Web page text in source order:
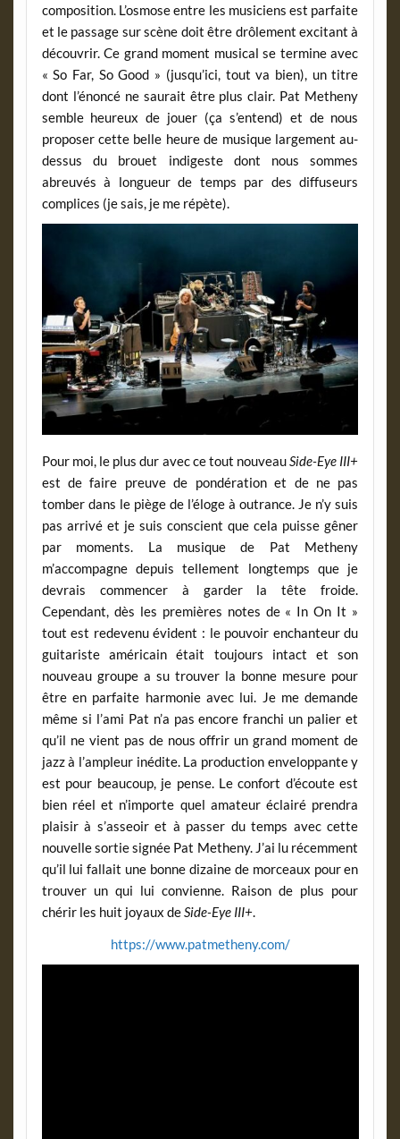
composition. L’osmose entre les musiciens est parfaite
et le passage sur scène doit être drôlement excitant à
découvrir. Ce grand moment musical se termine avec
« So Far, So Good » (jusqu’ici, tout va bien), un titre
dont l’énoncé ne saurait être plus clair. Pat Metheny
semble heureux de jouer (ça s’entend) et de nous
proposer cette belle heure de musique largement au-
dessus du brouet indigeste dont nous sommes
abreuvés à longueur de temps par des diffuseurs
complices (je sais, je me répète).
Pour moi, le plus dur avec ce tout nouveauSide-Eye III+
est de faire preuve de pondération et de ne pas
tomber dans le piège de l’éloge à outrance. Je n’y suis
pas arrivé et je suis conscient que cela puisse gêner
par moments. La musique de Pat Metheny
m’accompagne depuis tellement longtemps que je
devrais commencer à garder la tête froide.
Cependant, dès les premières notes de « In On It »
tout est redevenu évident : le pouvoir enchanteur du
guitariste américain était toujours intact et son
nouveau groupe a su trouver la bonne mesure pour
être en parfaite harmonie avec lui. Je me demande
même si l’ami Pat n’a pas encore franchi un palier et
qu’il ne vient pas de nous offrir un grand moment de
jazz à l’ampleur inédite. La production enveloppante y
est pour beaucoup, je pense. Le confort d’écoute est
bien réel et n’importe quel amateur éclairé prendra
plaisir à s’asseoir et à passer du temps avec cette
nouvelle sortie signée Pat Metheny. J’ai lu récemment
qu’il lui fallait une bonne dizaine de morceaux pour en
trouver un qui lui convienne. Raison de plus pour
chérir les huit joyaux deSide-Eye III+.
https://www.patmetheny.com/